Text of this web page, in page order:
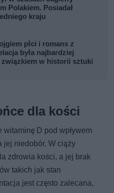
Polakiem. Posiadał
kraju
płci i romans z
była najbardziej
w historii sztuki
dla kości
D pod wpływem
jej niedobór. W ciąży
zdrowia kości, a jej brak
takich jak stan
jest często zalecana,